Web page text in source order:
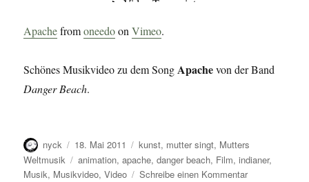
ApachefromoneedoonVimeo.
Schönes Musikvideo zu dem Song Apachevon der Band
Danger Beach.
Autor
nyck
Veröffentlicht
am
18. Mai 2011 Kategorien
kunst, mutter singt, Mutters
Weltmusik
Schlagwörter
animation,apache,danger beach, Film,indianer,
Musik, Musikvideo,Video Schreibe einen Kommentarzu